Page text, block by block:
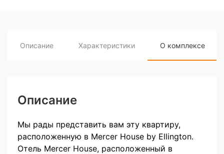
Описание Характеристики О комплексе
Описание
Мы рады представить вам эту квартиру,
расположенную в Mercer House by Ellington.
Отель Mercer House, расположенный в